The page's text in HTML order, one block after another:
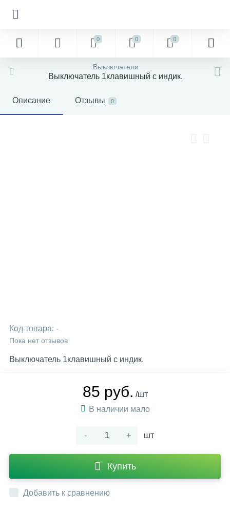
0 0 0
Выключатели
Выключатель 1клавишный с индик.
Описание Отзывы 0
Код товара: -
Пока нет отзывов
Выключатель 1клавишный с индик.
85 руб. /шт
В наличии мало
- + шт
Купить
Добавить к сравнению